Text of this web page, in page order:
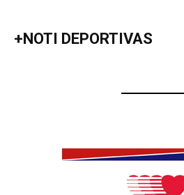
+NOTI DEPORTIVAS